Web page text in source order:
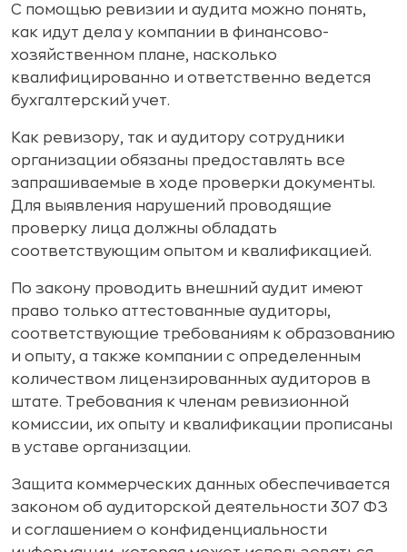
С помощью ревизии и аудита можно понять,
как идут дела у компании в финансово-
хозяйственном плане, насколько
квалифицированно и ответственно ведется
бухгалтерский учет.
Как ревизору, так и аудитору сотрудники
организации обязаны предоставлять все
запрашиваемые в ходе проверки документы.
Для выявления нарушений проводящие
проверку лица должны обладать
соответствующим опытом и квалификацией.
По закону проводить внешний аудит имеют
право только аттестованные аудиторы,
соответствующие требованиям к образованию
и опыту, а также компании с определенным
количеством лицензированных аудиторов в
штате. Требования к членам ревизионной
комиссии, их опыту и квалификации прописаны
в уставе организации.
Защита коммерческих данных обеспечивается
законом об аудиторской деятельности 307 ФЗ
и соглашением о конфиденциальности